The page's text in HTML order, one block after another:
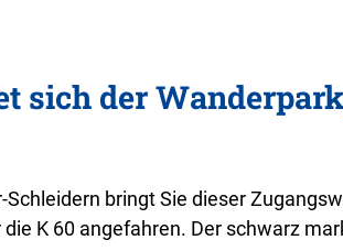
sich der
bringt Sie dieser
K 60 angefahren. Der schwarz